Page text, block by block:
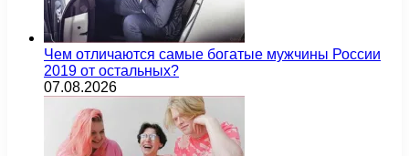
Чем отличаются самые богатые мужчины России
2019 от остальных?
07.08.2026